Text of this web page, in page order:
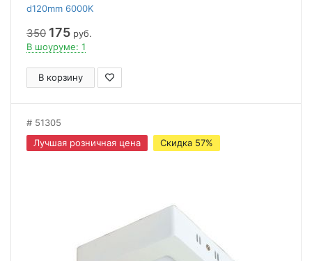
d120mm 6000K
350 175 руб.
В шоуруме: 1
В корзину
51305
Лучшая розничная цена
Скидка 57%